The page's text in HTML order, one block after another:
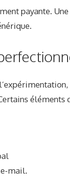
payante.
mail.